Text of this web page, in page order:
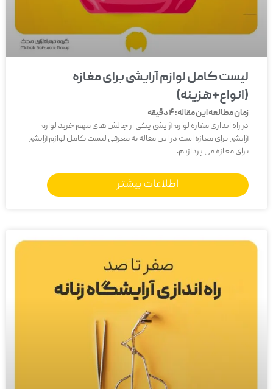
لیست کامل لوازم آرایشی برای مغازه
(انواع+هزینه)
زمان مطالعه این مقاله:4دقیقه
در راه اندازی مغازه لوازم آرایشی یکی از چالش های مهم خرید لوازم
آرایشی برای مغازه است در این مقاله به معرفی لیست کامل لوازم آرایشی
برای مغازه می پردازیم.
اطلاعات بیشتر